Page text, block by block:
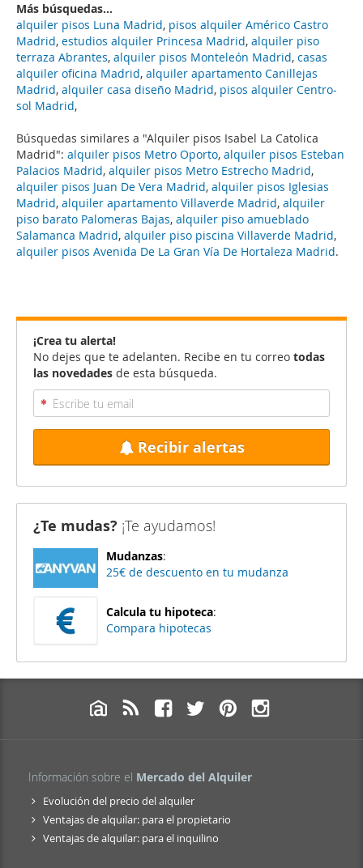
Búsquedas similares a "Alquiler pisos Isabel La Catolica
Madrid": alquiler pisos Metro Oporto, alquiler pisos Esteban
Palacios Madrid, alquiler pisos Metro Estrecho Madrid,
alquiler pisos Juan De Vera Madrid, alquiler pisos Iglesias
Madrid, alquiler apartamento Villaverde Madrid, alquiler
piso barato Palomeras Bajas, alquiler piso amueblado
Salamanca Madrid, alquiler piso piscina Villaverde Madrid,
alquiler pisos Avenida De La Gran Vía De Hortaleza Madrid.
Más búsquedas...
alquiler pisos Luna Madrid, pisos alquiler Américo Castro
Madrid, estudios alquiler Princesa Madrid, alquiler piso
terraza Abrantes, alquiler pisos Monteleón Madrid, casas
alquiler oficina Madrid, alquiler apartamento Canillejas
Madrid, alquiler casa diseño Madrid, pisos alquiler Centro-
sol Madrid,
¡Crea tu alerta!
No dejes que te adelanten. Recibe en tu correo todas
las novedades de esta búsqueda.
Recibir alertas
¿Te mudas? ¡Te ayudamos!
Mudanzas:
25€ de descuento en tu mudanza
Calcula tu hipoteca:
Compara hipotecas
Información sobre el Mercado del Alquiler
Evolución del precio del alquiler
Ventajas de alquilar: para el propietario
Ventajas de alquilar: para el inquilino